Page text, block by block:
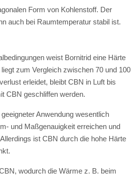
Form von Kohlenstoff. Der
auch bei Raumtemperatur stabil ist.
weist Bornitrid eine Härte
zum Vergleich zwischen 70 und 100
erleidet, bleibt CBN in Luft bis
CBN geschliffen werden.
Anwendung wesentlich
und Maßgenauigkeit erreichen und
ist CBN durch die hohe Härte
wodurch die Wärme z. B. beim